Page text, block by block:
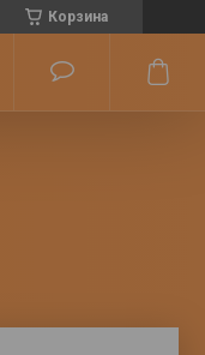
Корзина